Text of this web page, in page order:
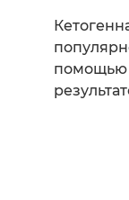
помощью